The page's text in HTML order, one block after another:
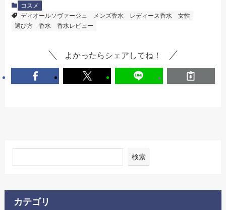
コスメ
ディオールソヴァージュ
メンズ香水 レディース香水
女性
選び方
香水 香水レビュー
よかったらシェアしてね！
検索
カテゴリ